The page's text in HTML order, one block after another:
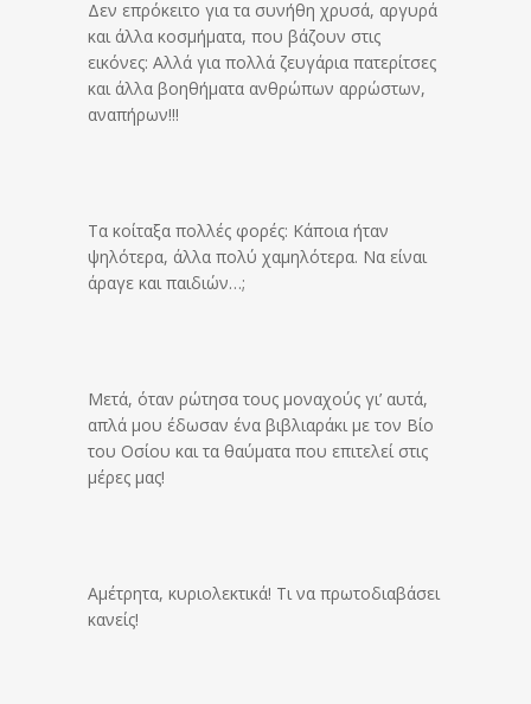
Δεν επρόκειτο για τα συνήθη χρυσά, αργυρά
και άλλα κοσμήματα, που βάζουν στις
εικόνες: Αλλά για πολλά ζευγάρια πατερίτσες
και άλλα βοηθήματα ανθρώπων αρρώστων,
αναπήρων!!!
Τα κοίταξα πολλές φορές: Κάποια ήταν
ψηλότερα, άλλα πολύ χαμηλότερα. Να είναι
άραγε και παιδιών…;
Μετά, όταν ρώτησα τους μοναχούς γι’ αυτά,
απλά μου έδωσαν ένα βιβλιαράκι με τον Βίο
του Οσίου και τα θαύματα που επιτελεί στις
μέρες μας!
Αμέτρητα, κυριολεκτικά! Τι να πρωτοδιαβάσει
κανείς!